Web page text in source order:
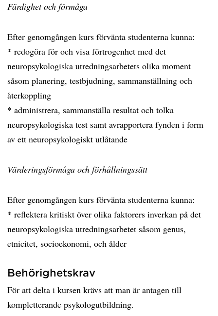
Färdighet och förmåga
Efter genomgången kurs förvänta studenterna kunna:
* redogöra för och visa förtrogenhet med det
neuropsykologiska utredningsarbetets olika moment
såsom planering, testbjudning, sammanställning och
återkoppling
* administrera, sammanställa resultat och tolka
neuropsykologiska test samt avrapportera fynden i form
av ett neuropsykologiskt utlåtande
Värderingsförmåga och förhållningssätt
Efter genomgången kurs förvänta studenterna kunna:
* reflektera kritiskt över olika faktorers inverkan på det
neuropsykologiska utredningsarbetet såsom genus,
etnicitet, socioekonomi, och ålder
Behörighetskrav
För att delta i kursen krävs att man är antagen till
kompletterande psykologutbildning.